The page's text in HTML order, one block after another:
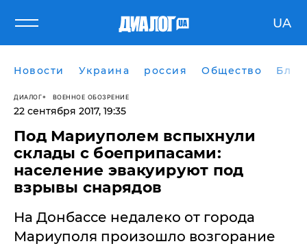
UA
Новости Украина россия Общество
ДИАЛОГ ВОЕННОЕ ОБОЗРЕНИЕ
22 сентября 2017, 19:35
​Под Мариуполем вспыхнули
склады с боеприпасами:
население эвакуируют под
взрывы снарядов
На Донбассе недалеко от города
Мариуполя произошло возгорание